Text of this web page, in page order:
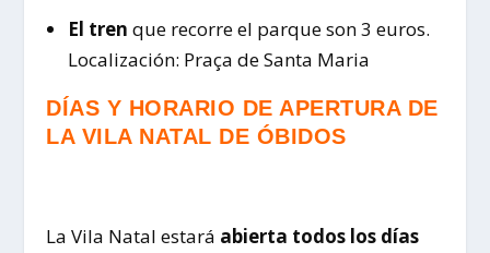
El tren que recorre el parque son 3 euros.
Localización: Praça de Santa Maria
DÍAS Y HORARIO DE APERTURA DE
LA VILA NATAL DE ÓBIDOS
La Vila Natal estará abierta todos los días